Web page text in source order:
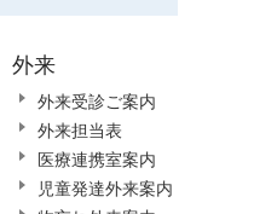
外来
外来受診ご案内
外来担当表
医療連携室案内
児童発達外来案内